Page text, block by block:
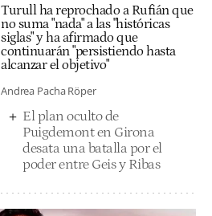
Turull ha reprochado a Rufián que
no suma "nada" a las "históricas
siglas" y ha afirmado que
continuarán "persistiendo hasta
alcanzar el objetivo"
Andrea Pacha Röper
El plan oculto de
Puigdemont en Girona
desata una batalla por el
poder entre Geis y Ribas